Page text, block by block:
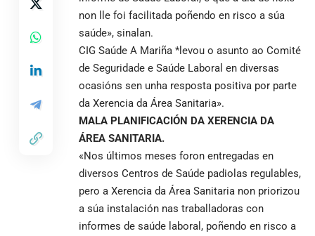
non lle foi facilitada poñendo en risco a súa
saúde», sinalan.
CIG Saúde A Mariña *levou o asunto ao Comité
de Seguridade e Saúde Laboral en diversas
ocasións sen unha resposta positiva por parte
da Xerencia da Área Sanitaria».
MALA PLANIFICACIÓN DA XERENCIA DA
ÁREA SANITARIA.
«Nos últimos meses foron entregadas en
diversos Centros de Saúde padiolas regulables,
pero a Xerencia da Área Sanitaria non priorizou
a súa instalación nas traballadoras con
informes de saúde laboral, poñendo en risco a